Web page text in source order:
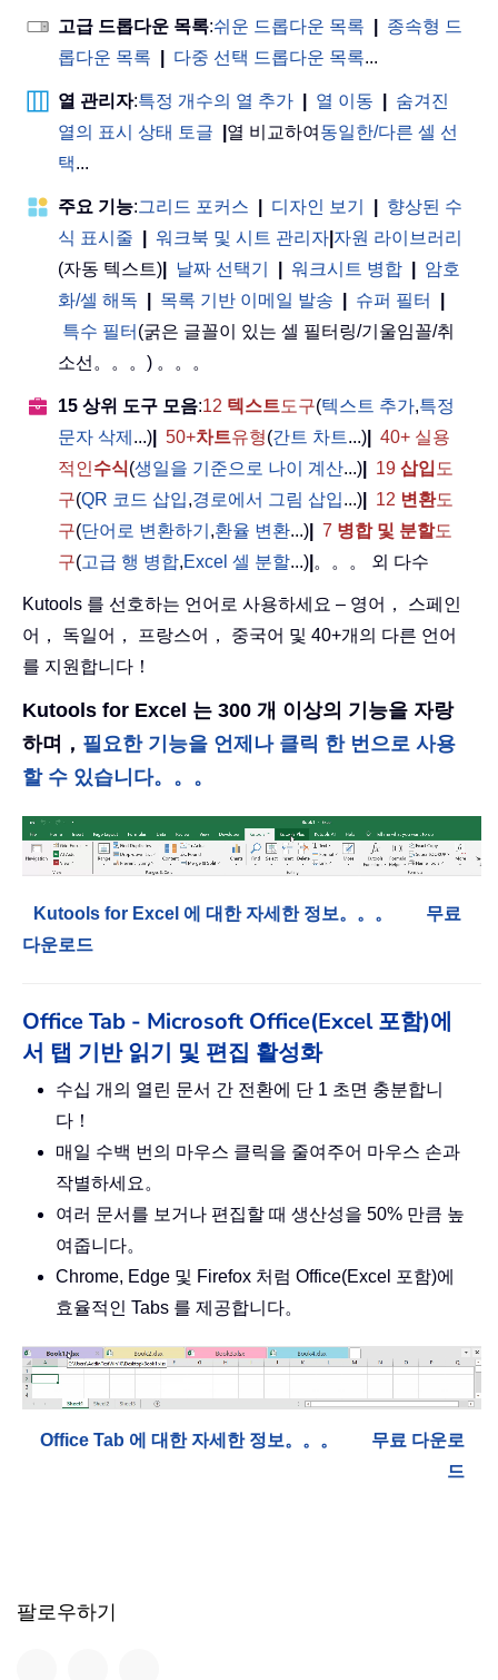
고급 드롭다운 목록:쉬운 드롭다운 목록
종속형 드
롭다운 목록
다중 선택 드롭다운 목록...
열 관리자:특정 개수의 열 추가 열 이동
숨겨진
열의 표시 상태 토글
열 비교하여 동일한/다른 셀 선
택...
주요 기능:그리드 포커스 디자인 보기
향상된 수
식 표시줄
워크북 및 시트 관리자 자원 라이브러리
(자동 텍스트)
날짜 선택기 워크시트 병합
암호
화/셀 해독
목록 기반 이메일 발송 슈퍼 필터
특수 필터 (굵은 글꼴이 있는 셀 필터링/기울임꼴/취
소선。。。) 。。。
15 상위 도구 모음:12 텍스트도구(텍스트 추가,특정
문자 삭제 ...) 50+차트유형(간트 차트...)
40+ 실용
적인수식(생일을 기준으로 나이 계산...) 19 삽입 도
구(QR 코드 삽입,경로에서 그림 삽입...) 12 변환도
구(단어로 변환하기 ,환율 변환...) 7 병합 및 분할도
구(고급 행 병합,Excel 셀 분할...) 。。。 외 다수
Kutools 를 선호하는 언어로 사용하세요 – 영어， 스페인
어， 독일어， 프랑스어， 중국어 및 40+개의 다른 언어
를 지원합니다！
Kutools for Excel 는 300 개 이상의 기능을 자랑
하며， 필요한 기능을 언제나 클릭 한 번으로 사용
할 수 있습니다。。。
Kutools for Excel 에 대한 자세한 정보。。。
무료
다운로드
Office Tab - Microsoft Office(Excel 포함)에
서 탭 기반 읽기 및 편집 활성화
수십 개의 열린 문서 간 전환에 단 1 초면 충분합니
다！
매일 수백 번의 마우스 클릭을 줄여주어 마우스 손과
작별하세요。
여러 문서를 보거나 편집할 때 생산성을 50% 만큼 높
여줍니다。
Chrome, Edge 및 Firefox 처럼 Office(Excel 포함)에
효율적인 Tabs 를 제공합니다。
Office Tab 에 대한 자세한 정보。。。
무료 다운로
드
팔로우하기